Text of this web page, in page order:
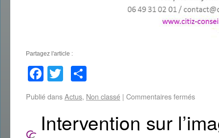
Partagez l'article :
Facebook
Twitter
Publié dansActus, Non classé | Commentaires fermés
Intervention sur